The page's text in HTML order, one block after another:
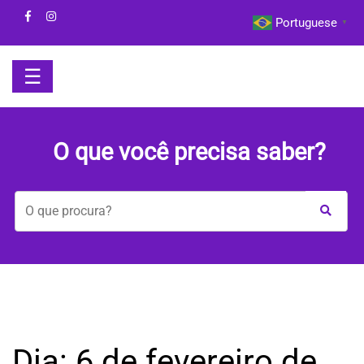
content
HOME
COM
☰
O que você precisa saber?
Portuguese ▼